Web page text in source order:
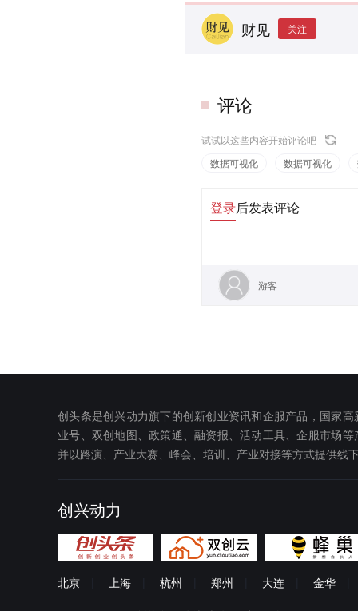
财见 关注
评论
试试以这些内容开始评论吧
数据可视化
数据可视化
登录后发表评论
游客
创头条是创兴动力旗下的创新创业资讯和企服产品，国家
业号、双创地图、政策通、融资报、活动工具、企服市场
并以路演、产业大赛、峰会、培训、产业对接等方式提供线
创兴动力
北京 上海 杭州 郑州 大连 金华